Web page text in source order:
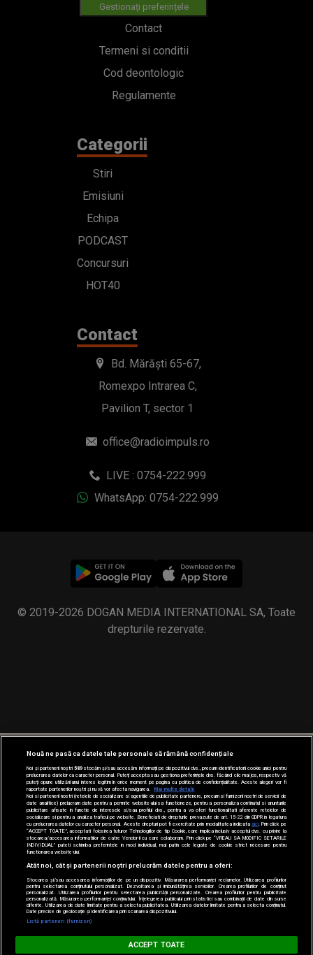
Gestionați preferințele
Contact
Termeni si conditii
Cod deontologic
Regulamente
Categorii
Stiri
Emisiuni
Echipa
PODCAST
Concursuri
HOT40
Contact
Bd. Mărăști 65-67,
Romexpo Intrarea C,
Pavilion T, sector 1
office@radioimpuls.ro
LIVE : 0754-222.999
WhatsApp: 0754-222.999
© 2019-2026 DOGAN MEDIA INTERNATIONAL SA, Toate
drepturile rezervate.
BARĂ LA BARĂ
Nouă ne pasă ca datele tale personale să rămână confidențiale
Noi și partenerii noștri589stocăm și/sau accesăm informații pe dispozitivul dvs., precum identificatorii cookie unici pentru
prelucrarea datelor cu caracter personal. Puteți accepta sau gestiona preferințele dvs. făcând clic mai jos, respectiv vă
puteți opune utilizării unui interes legitim în orice moment pe pagina cu politica de confidențialitate. Aceste alegeri vor fi
raportate partenerilor noștri și nu vă vor afecta navigarea.
Mai multe detalii
Noi si partenerii nostri (retelele de socializare si agentiile de publicitate partenere, precum si furnizorii nostri de servicii de
date analitice) prelucram date pentru a permite website-ului sa functioneze, pentru a personaliza continutul si anunturile
publicitare afisate in functie de interesele si/sau profilul dvs., pentru a va oferi functionalitati aferente retelelor de
socializare si pentru a analiza traficul pe website. Beneficiati de drepturile prevazute de art. 15-22 din GDPR in legatura
cu prelucrarea datelor cu caracter personal. Aceste drepturi pot fi exercitate prin modalitatea indicataaici . Prin click pe
“ACCEPT TOATE”, acceptati folosirea tuturor Tehnologiilor de tip Cookie, care implica inclusiv acceptul dvs. cu privire la
stocarea/accesarea informatiilor de catre Vendor-ii cu care colaboram. Prin click pe “VREAU SA MODIFIC SETARILE
INDIVIDUAL” puteti schimba preferintele in mod individual, mai putin cele legate de cookie strict necesare pentru
functionarea website-ului.
Atât noi, cât și partenerii noștri prelucrăm datele pentru a oferi:
Stocarea și/sau accesarea informațiilor de pe un dispozitiv. Măsurarea performanței reclamelor. Utilizarea profilurilor
pentru selectarea conținutului personalizat. Dezvoltarea și îmbunătățirea serviciilor. Crearea profilurilor de conținut
personalizat. Utilizarea profilurilor pentru selectarea publicității personalizate. Crearea profilurilor pentru publicitate
personalizată. Măsurarea performanței conținutului. Înțelegerea publicului prin statistici sau combinații de date din surse
diferite. Utilizarea de date limitate pentru a selecta publicitatea. Utilizarea datelor limitate pentru a selecta conținutul.
Date precise de geolocație și identificarea prin scanarea dispozitivului.
Listă parteneri (furnizori)
ACCEPT TOATE